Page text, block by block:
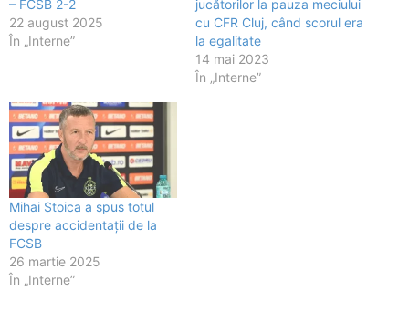
– FCSB 2-2
22 august 2025
În „Interne”
jucătorilor la pauza meciului
cu CFR Cluj, când scorul era
la egalitate
14 mai 2023
În „Interne”
Mihai Stoica a spus totul
despre accidentații de la
FCSB
26 martie 2025
În „Interne”